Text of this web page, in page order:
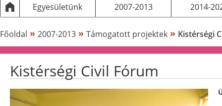
Egyesületünk 2007-2013 2014-
Főoldal » 2007-2013 » Támogatott projektek » Kistérségi
Kistérségi Civil Fórum
pályázatok, kiadványok Működési költségeink
projektek
tervezés LEADER